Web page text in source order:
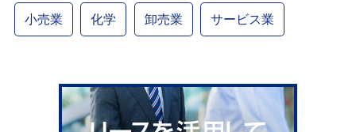
小売業 化学 卸売業 サービス業